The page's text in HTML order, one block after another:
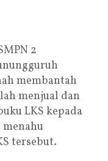
2
membantah
menjual dan
LKS kepada
tersebut.